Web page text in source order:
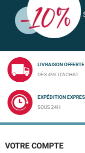
LIVRAISON OFFERTE
DÈS 49€ D'ACHAT
EXPÉDITION
SOUS 24H
VOTRE COMPTE